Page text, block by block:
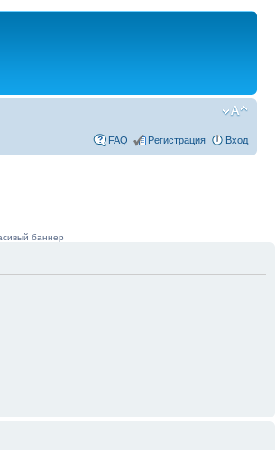
FAQ Регистрация Вход
баннер